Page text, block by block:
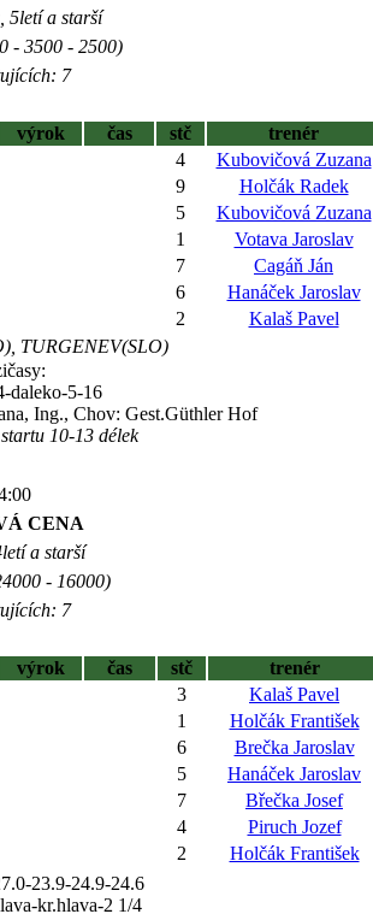
5letí a starší
- 3500 - 2500)
7
výrok čas stč trenér
4
Kubovičová Zuzana
9
Holčák Radek
5
Kubovičová Zuzana
1
Votava Jaroslav
7
Cagáň Ján
6
Hanáček Jaroslav
2
Kalaš Pavel
TURGENEV(SLO)
daleko-5-16
Ing., Chov: Gest.Güthler Hof
10-13 délek
CENA
a starší
- 16000)
7
výrok čas stč trenér
3
Kalaš Pavel
1
Holčák František
6
Brečka Jaroslav
5
Hanáček Jaroslav
7
Břečka Josef
4
Piruch Jozef
2
Holčák František
23.9-24.9-24.6
kr.hlava-2 1/4